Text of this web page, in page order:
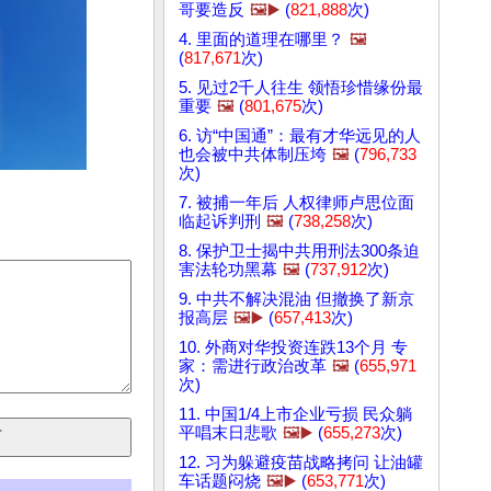
哥要造反 🖼️▶️ (821,888次)
4. 里面的道理在哪里？ 🖼️
(817,671次)
5. 见过2千人往生 领悟珍惜缘份最
重要 🖼️ (801,675次)
6. 访“中国通”：最有才华远见的人
也会被中共体制压垮 🖼️ (796,733
次)
7. 被捕一年后 人权律师卢思位面
临起诉判刑 🖼️ (738,258次)
8. 保护卫士揭中共用刑法300条迫
害法轮功黑幕 🖼️ (737,912次)
9. 中共不解决混油 但撤换了新京
报高层 🖼️▶️ (657,413次)
10. 外商对华投资连跌13个月 专
家：需进行政治改革 🖼️ (655,971
次)
11. 中国1/4上市企业亏损 民众躺
平唱末日悲歌 🖼️▶️ (655,273次)
12. 习为躲避疫苗战略拷问 让油罐
车话题闷烧 🖼️▶️ (653,771次)